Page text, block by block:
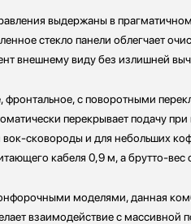
выдержаны в
стекло панели облегчает
внешнему виду без излишней
фронтальное, с поворотными
перекрывает подачу
вок-сковороды и для небольших
кабеля 0,9 м, а брутто-
моделями, данная
взаимодействие с